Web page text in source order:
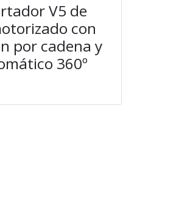
V5 de
con
por cadena y
360º